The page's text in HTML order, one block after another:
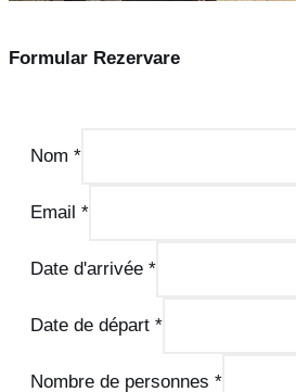
Formular Rezervare
Nom *
Email *
Date d'arrivée *
Date de départ *
Nombre de personnes *